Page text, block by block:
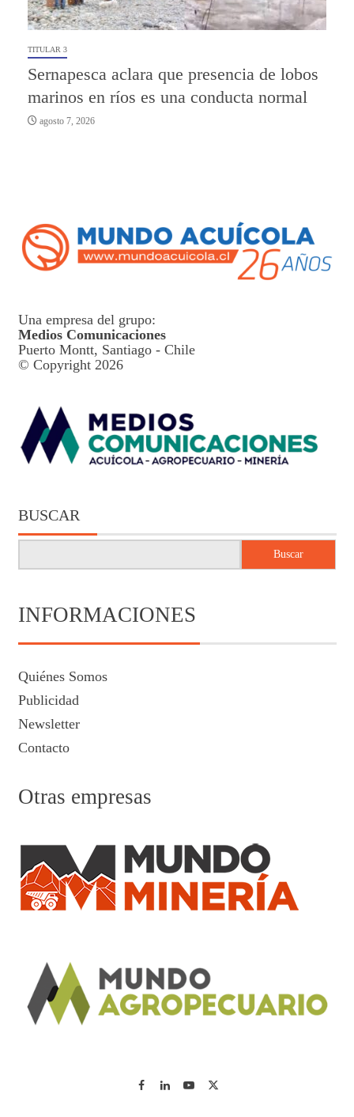
TITULAR 3
Sernapesca aclara que presencia de lobos
marinos en ríos es una conducta normal
agosto 7, 2026
Una empresa del grupo:
Medios Comunicaciones
Puerto Montt, Santiago - Chile
© Copyright 2026
BUSCAR
Buscar
INFORMACIONES
Quiénes Somos
Publicidad
Newsletter
Contacto
Otras empresas